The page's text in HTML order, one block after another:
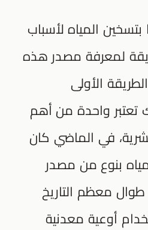
بتسخين المياه لأسباب
لمعرفة مصدر هذه
الأولى
تعتبر واحدة من أهم
في الماضي كان
بنوع من مصدر
طوال معظم التاريخ
أوعية معدنية